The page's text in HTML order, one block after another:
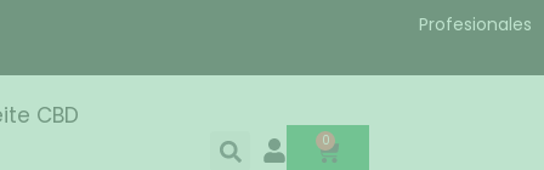
Profesionales
CBD
0